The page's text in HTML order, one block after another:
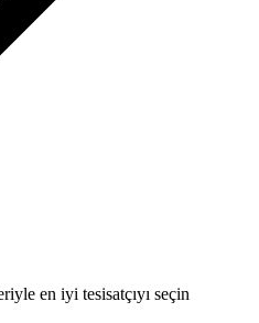
en iyi tesisatçıyı seçin